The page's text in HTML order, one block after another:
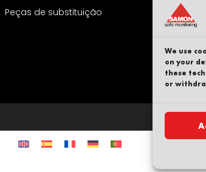
We use
on your
these
or
Peças de substituição